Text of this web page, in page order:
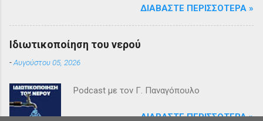
Βριλησσίων. Το θέατρο γέμισε και πάνω από
1500 θεατές και τις δύο βραδιές απόλαυσαν
κυριολεκτικά μία σπουδαία παράσταση
υψηλής δραματουργίας. Το έργο της Αγκάθα
Κρίστι καθήλωσε τους θεατρόφιλους σε όλη
πλοκή, οι μεγάλες ανατροπές και ένα
ΔΙΑΒΆΣΤΕ ΠΕΡΙΣΣΌΤΕΡΑ »
Ιδιωτικοποίηση του νερού
-Αυγούστου 05, 2026
Podcast με τον Γ. Παναγόπουλο
ΔΙΑΒΆΣΤΕ ΠΕΡΙΣΣΌΤΕΡΑ »